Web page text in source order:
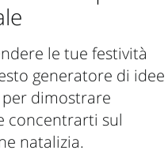
necessaria per
le tue festività
generatore di idee
dimostrare
concentrarti sul
natalizia.